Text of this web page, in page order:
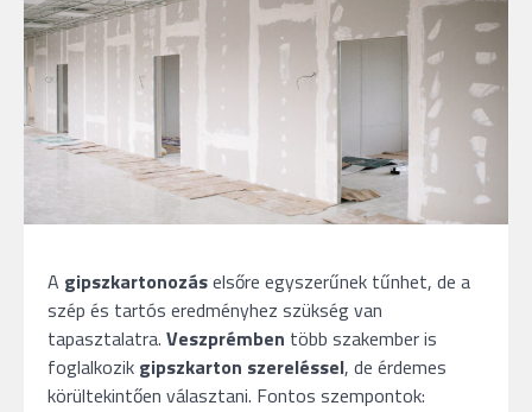
A gipszkartonozáselsőre egyszerűnek tűnhet, de a
szép és tartós eredményhez szükség van
tapasztalatra. Veszprémben több szakember is
foglalkozik gipszkarton szereléssel, de érdemes
körültekintően választani. Fontos szempontok: